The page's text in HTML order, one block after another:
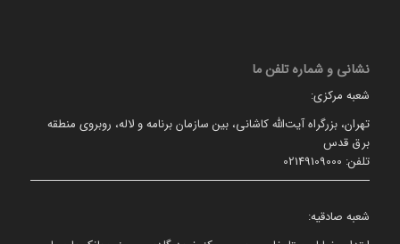
نشانی و شماره تلفن ما
شعبه مرکزی:
تهران، بزرگراه آیت‌الله کاشانی، بین سازمان برنامه و لاله، روبروی منطقه
برق قدس
تلفن: 02149109000
شعبه صادقیه: